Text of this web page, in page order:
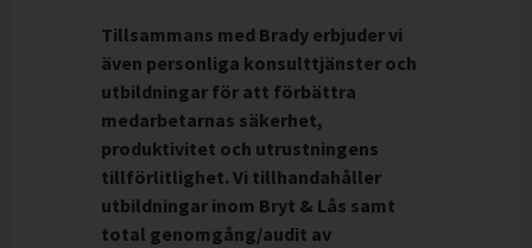
Tillsammans med Brady erbjuder vi
även personliga konsulttjänster och
utbildningar för att förbättra
medarbetarnas säkerhet,
produktivitet och utrustningens
tillförlitlighet. Vi tillhandahåller
utbildningar inom Bryt & Lås samt
total genomgång/audit av